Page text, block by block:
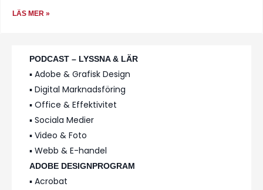
PODCAST – LYSSNA & LÄR
▪️ Adobe & Grafisk Design
▪️ Digital Marknadsföring
▪️ Office & Effektivitet
▪️ Sociala Medier
▪️ Video & Foto
▪️ Webb & E-handel
ADOBE DESIGNPROGRAM
▪️ Acrobat
LÄS MER »